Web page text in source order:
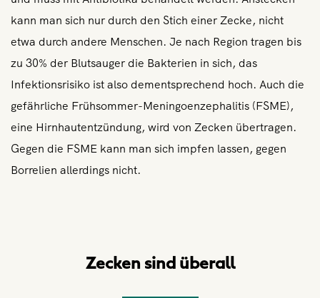
kann man sich nur durch den Stich einer Zecke, nicht
etwa durch andere Menschen. Je nach Region tragen bis
zu 30% der Blutsauger die Bakterien in sich, das
Infektionsrisiko ist also dementsprechend hoch. Auch die
gefährliche Frühsommer-Meningoenzephalitis (FSME),
eine Hirnhautentzündung, wird von Zecken übertragen.
Gegen die FSME kann man sich impfen lassen, gegen
Borrelien allerdings nicht.
Zecken sind überall